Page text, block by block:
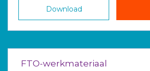
Download
FTO-werkmateriaal